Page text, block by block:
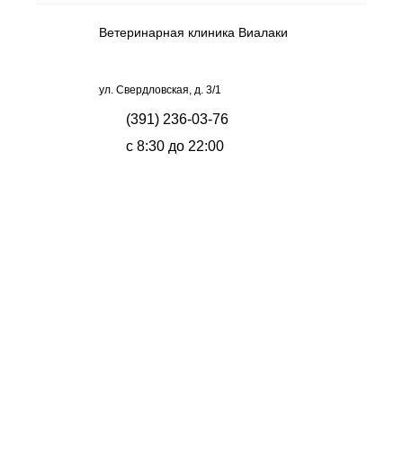
Ветеринарная клиника Виалаки
ул. Свердловская, д. 3/1
(391) 236-03-76
с 8:30 до 22:00